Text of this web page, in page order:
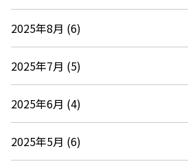
2025年8月 (6)
2025年7月 (5)
2025年6月 (4)
2025年5月 (6)